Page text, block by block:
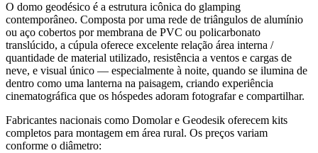
O domo geodésico é a estrutura icônica do glamping
contemporâneo. Composta por uma rede de triângulos de alumínio
ou aço cobertos por membrana de PVC ou policarbonato
translúcido, a cúpula oferece excelente relação área interna /
quantidade de material utilizado, resistência a ventos e cargas de
neve, e visual único — especialmente à noite, quando se ilumina de
dentro como uma lanterna na paisagem, criando experiência
cinematográfica que os hóspedes adoram fotografar e compartilhar.
Fabricantes nacionais como Domolar e Geodesik oferecem kits
completos para montagem em área rural. Os preços variam
conforme o diâmetro: